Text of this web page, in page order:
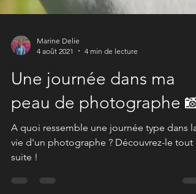
4 août 2021
4 min de lecture
Une journée dans ma
peau de photographe 📸